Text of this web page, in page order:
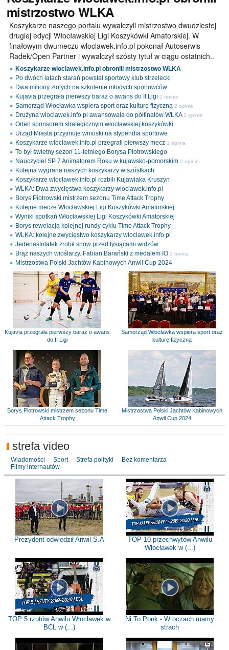
mistrzostwo WLKA
Koszykarze naszego portalu wywalczyli mistrzostwo dwudziestej
drugiej edycji Włocławskiej Ligi Koszykówki Amatorskiej. W
finałowym dwumeczu wloclawek.info.pl pokonał Autoserwis
Radek/Open Partner i wywalczył szósty tytuł w ciągu ostatnich..
Koszykarze wloclawek.info.pl obronili mistrzostwo WLKA
Po dwóch latach starań powstał sportowy klub strzelecki
Dwa miliony złotych na szkolenie młodych sportowców
Kujavia przegrała pierwszy baraż o awans do II Ligi 2 opinie
Samorząd Włocławka wspiera sport oraz kulturę fizyczną 2 opinie
Drużyna wloclawek.info.pl awansowała do półfinałów WLKA 2 opinie
Orlen sponsorem strategicznym włocławskiej koszykówki
Urząd Miasta przyjmuje wnioski na stypendia sportowe
Koszykarze wloclawek.info.pl przegrali pierwszy mecz 1 opinia
To był świetny sezon 11-letniego Borysa Piotrowskiego
Nauczyciel SP 7 Animatorem Roku w kujawsko-pomorskim 2 opinie
Kolejna wygrana naszych koszykarzy w szóstkach
Koszykarze wloclawek.info.pl rozbili Kujawiaka Kruszyn
WLKA: Dwa zwycięstwa koszykarzy wloclawek.info.pl
Borys Piotrowski mistrzem sezonu Time Attack Trophy
Kolejne mecze Włocławskiej Ligi Koszykówki Amatorskiej
Wyniki spotkań Włocławskiej Ligi Koszykówki Amatorskiej
Borys rewelacją kolejnej rundy cyklu Time Attack Trophy
WLKA: kolejne zwycięstwo koszykarzy wloclawek.info.pl
Jedenastolatek zrobił show przed tysiącami widzów
Brąz naszych wioślarzy. Fabian Barański z medalem IO 1 opinia
Mistrzostwa Polski Jachtów Kabinowych Anwil Cup 2024
Kujavia przegrała pierwszy baraż o awans
do II Ligi
Samorząd Włocławka wspiera sport oraz
kulturę fizyczną
Borys Piotrowski mistrzem sezonu Time
Attack Trophy
Mistrzostwa Polski Jachtów Kabinowych
Anwil Cup 2024
strefa video
Wiadomości Sport Strefa polityki
Bez komentarza
Filmy internautów
Prezydent odwiedził Anwil S.A
TOP 10 przechwytów Anwilu
Włocławek w (...)
TOP 5 rzutów Anwilu Włocławek w
BCL w (...)
Ni To Ponk - W oczach mamy
strach